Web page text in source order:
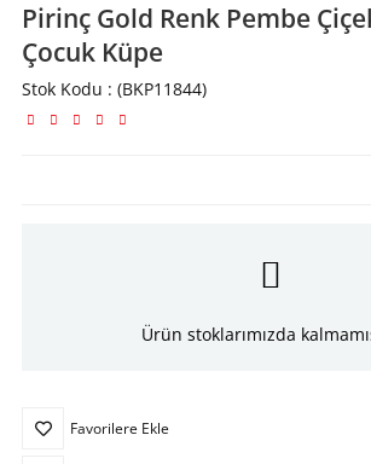
Pirinç Gold Renk Pembe
Çocuk Küpe
Stok Kodu (BKP11844)
Ürün stoklarımızda
Favorilere Ekle